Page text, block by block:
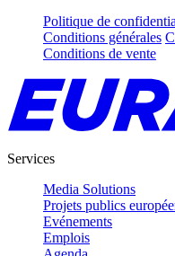
Politique de
Conditions générales
Conditions de vente
Services
Media Solutions
Projets publics
Evénements
Emplois